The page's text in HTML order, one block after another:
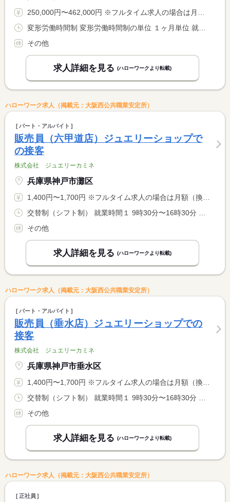
250,000円〜462,000円 ※フルタイム求人の場合は月額（換算額）、パート求人の場合は時間額を表示しています。
その他
求人詳細を見る (ハローワークより転載)
ハローワーク求人（掲載元：大阪西公共職業安定所）
パート・アルバイト
販売員（六甲道店）ジュエリーショップで
の接客
株式会社 ジュエリーカミネ
兵庫県神戸市灘区
1,400円〜1,700円 ※フルタイム求人の場合は月額（換算額）、パート求人の場合は時間額を表示しています。
その他
求人詳細を見る (ハローワークより転載)
ハローワーク求人（掲載元：大阪西公共職業安定所）
パート・アルバイト
販売員（垂水店）ジュエリーショップでの
接客
株式会社 ジュエリーカミネ
兵庫県神戸市垂水区
1,400円〜1,700円 ※フルタイム求人の場合は月額（換算額）、パート求人の場合は時間額を表示しています。
その他
求人詳細を見る (ハローワークより転載)
ハローワーク求人（掲載元：大阪西公共職業安定所）
正社員